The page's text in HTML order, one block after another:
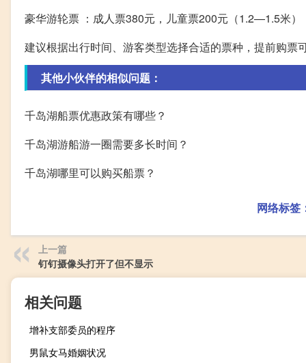
豪华游轮票 ：成人票380元，儿童票200元（1.2—1.5米
建议根据出行时间、游客类型选择合适的票种，提前购票
其他小伙伴的相似问题：
千岛湖船票优惠政策有哪些？
千岛湖游船游一圈需要多长时间？
千岛湖哪里可以购买船票？
网络标签
上一篇
钉钉摄像头打开了但不显示
相关问题
增补支部委员的程序
男鼠女马婚姻状况